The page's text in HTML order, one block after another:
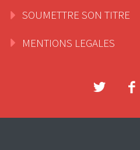
SOUMETTRE SON TITRE
MENTIONS LEGALES